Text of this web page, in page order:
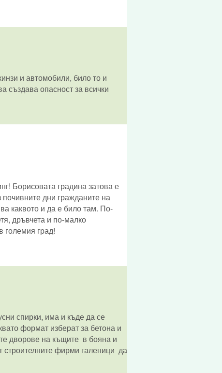
и автомобили, било то и
създава опасност за всички
Борисовата градина затова е
дни гражданите на
каквото и да е било там. По-
дръвчета и по-малко
големия град!
спирки, има и къде да се
формат изберат за бетона и
дворове на къщите в бояна и
строителните фирми галеници да